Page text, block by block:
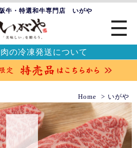
牛・特選和牛専門店 いがや
の冷凍発送について
Home いがや